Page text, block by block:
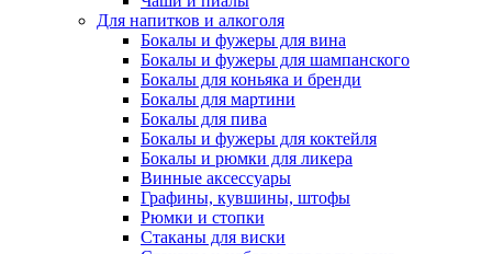
Для напитков и алкоголя
Бокалы и фужеры для вина
Бокалы и фужеры для шампанского
Бокалы для коньяка и бренди
Бокалы для мартини
Бокалы для пива
Бокалы и фужеры для коктейля
Бокалы и рюмки для ликера
Винные аксессуары
Графины, кувшины, штофы
Рюмки и стопки
Стаканы для виски